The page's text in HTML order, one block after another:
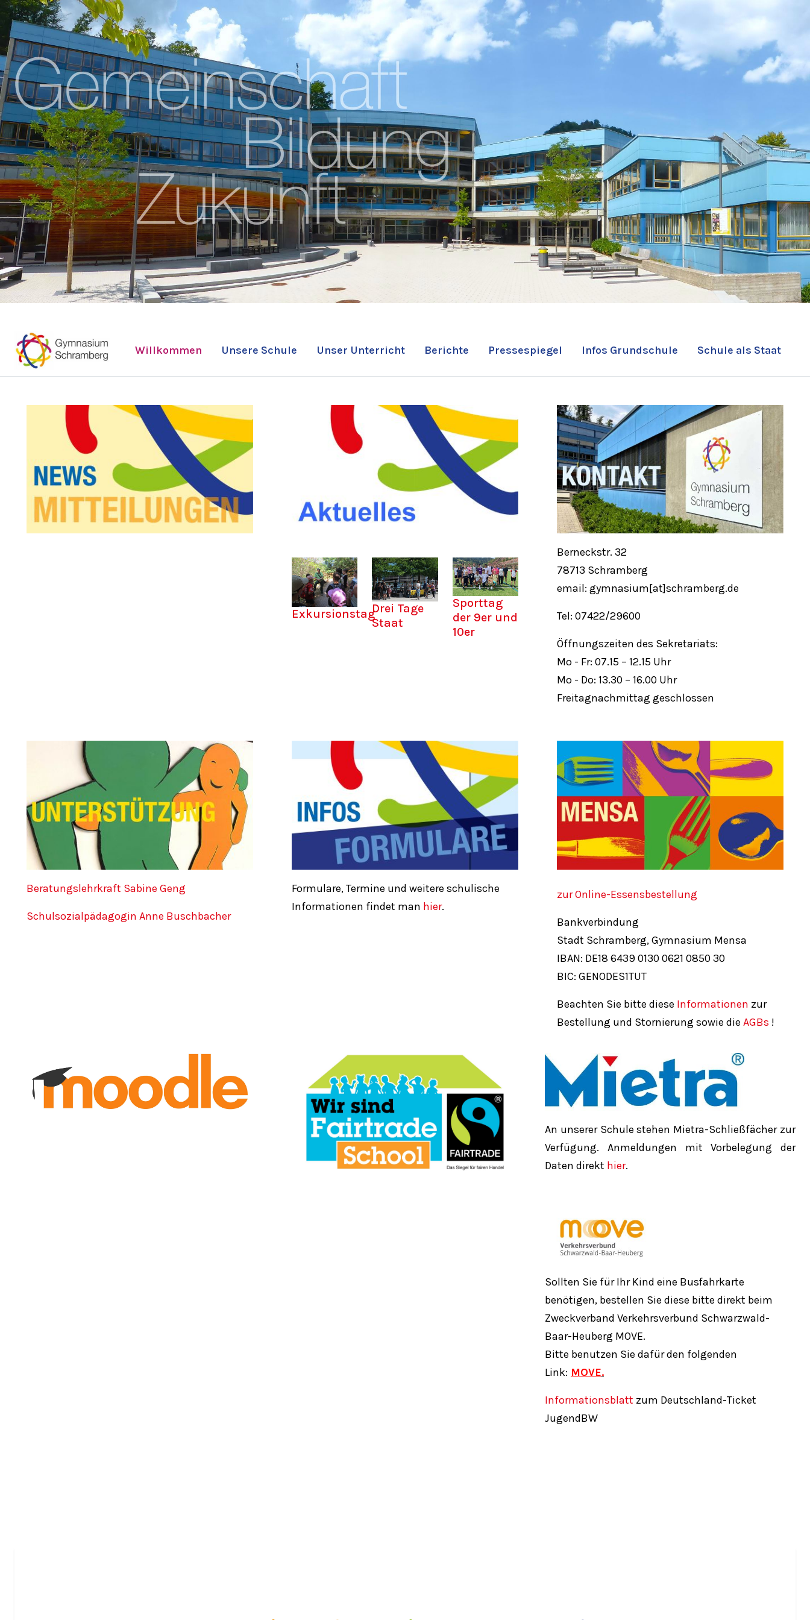
Willkommen Unsere Schule Unser Unterricht Berichte Pressespiegel Infos Grundschule Schule als Staat
ExkursionstagDrei Tage
Staat
Sporttag
der 9er und
10er
Berneckstr. 32
78713 Schramberg
email: gymnasium[at]schramberg.de
Tel: 07422/29600
Öffnungszeiten des Sekretariats:
Mo - Fr: 07.15 – 12.15 Uhr
Mo - Do: 13.30 – 16.00 Uhr
Freitagnachmittag geschlossen
Beratungslehrkraft Sabine Geng
Schulsozialpädagogin Anne Buschbacher
Formulare, Termine und weitere schulische
Informationen findet man hier.
zur Online-Essensbestellung
Bankverbindung
Stadt Schramberg, Gymnasium Mensa
IBAN: DE18 64390130 0621 0850 30
BIC: GENODES1TUT
Beachten Sie bitte diese Informationen zur
Bestellung und Stornierung sowie die AGBs !
An unserer Schule stehen Mietra-Schließfächer zur
Verfügung. Anmeldungen mit Vorbelegung der
Daten direkt hier.
Sollten Sie für Ihr Kind eine Busfahrkarte
benötigen, bestellen Sie diese bitte direkt beim
Zweckverband Verkehrsverbund Schwarzwald-
Baar-Heuberg MOVE.
Bitte benutzen Sie dafür den folgenden
Link: MOVE.
Informationsblatt zum Deutschland-Ticket
JugendBW